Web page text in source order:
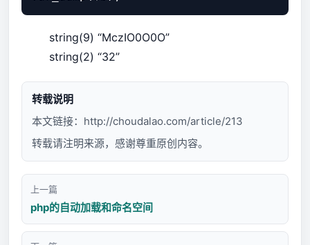
string(9) “MczIO0O0O”
string(2) “32”
转载说明
本文链接： http://choudalao.com/article/213
转载请注明来源，感谢尊重原创内容。
上一篇
php的自动加载和命名空间